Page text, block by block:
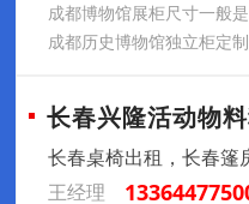
成都博物馆展柜尺寸一般
成都历史博物馆独立柜定
长春兴隆活动物
长春桌椅出租，长春篷
王经理